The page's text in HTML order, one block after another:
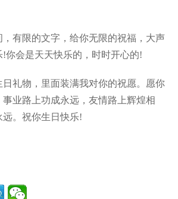
有限的文字，给你无限的祝福，大声
你会是天天快乐的，时时开心的!
礼物，里面装满我对你的祝愿。愿你
事业路上功成永远，友情路上辉煌相
。祝你生日快乐!